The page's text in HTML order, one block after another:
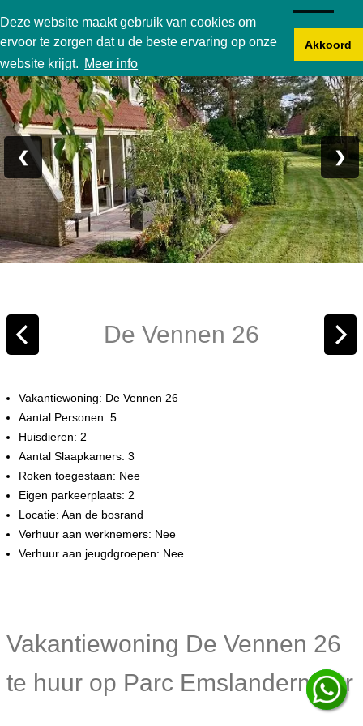
Deze website maakt gebruik van cookies om
ervoor te zorgen dat u de beste ervaring op onze
website krijgt. Meer info
Akkoord
Karperbungalow
Foto 1/20
❮ ❯
De Vennen 26
Vakantiewoning: De Vennen 26
Aantal Personen: 5
Huisdieren: 2
Aantal Slaapkamers: 3
Roken toegestaan: Nee
Eigen parkeerplaats: 2
Locatie: Aan de bosrand
Verhuur aan werknemers: Nee
Verhuur aan jeugdgroepen: Nee
Vakantiewoning De Vennen 26
te huur op Parc Emslandermeer